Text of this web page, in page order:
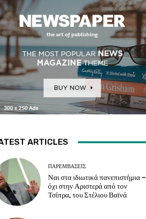
ARTICLES
ΠΑΡΕΜΒΑΣΕΙΣ
Ναι στα ιδιωτικά πανεπιστήμια –
όχι στην Αριστερά από τον
Τσίπρα, του Στέλιου Βαϊνά